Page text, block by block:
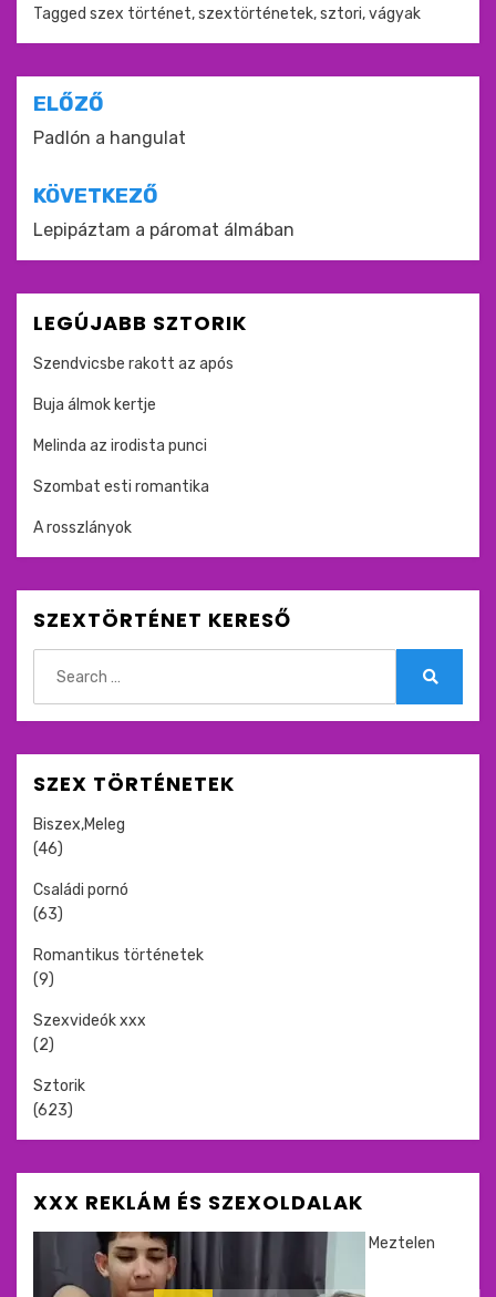
Tagged szex történet,szextörténetek,sztori,vágyak
Bejegyzés
navigáció
ELŐZŐ
Padlón a hangulat
KÖVETKEZŐ
Lepipáztam a páromat álmában
LEGÚJABB SZTORIK
Szendvicsbe rakott az após
Buja álmok kertje
Melinda az irodista punci
Szombat esti romantika
A rosszlányok
SZEXTÖRTÉNET KERESŐ
for:
SZEX TÖRTÉNETEK
Biszex,Meleg
(46)
Családi pornó
(63)
Romantikus történetek
(9)
Szexvideók xxx
(2)
Sztorik
(623)
XXX REKLÁM ÉS SZEXOLDALAK
Meztelen